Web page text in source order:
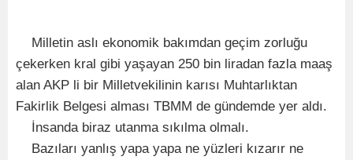
Milletin aslı ekonomik bakımdan geçim zorluğu
çekerken kral gibi yaşayan 250 bin liradan fazla maaş
alan AKP li bir Milletvekilinin karısı Muhtarlıktan
Fakirlik Belgesi alması TBMM de gündemde yer aldı.
İnsanda biraz utanma sıkılma olmalı.
Bazıları yanlış yapa yapa ne yüzleri kızarır ne